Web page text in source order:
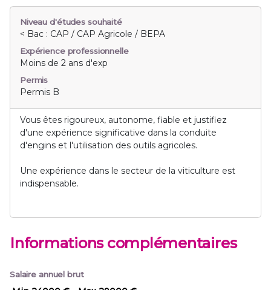
Niveau d'études souhaité
< Bac : CAP / CAP Agricole / BEPA
Expérience professionnelle
Moins de 2 ans d'exp
Permis
Permis B
Vous êtes rigoureux, autonome, fiable et justifiez
d'une expérience significative dans la conduite
d'engins et l'utilisation des outils agricoles.
Une expérience dans le secteur de la viticulture est
indispensable.
Informations complémentaires
Salaire annuel brut